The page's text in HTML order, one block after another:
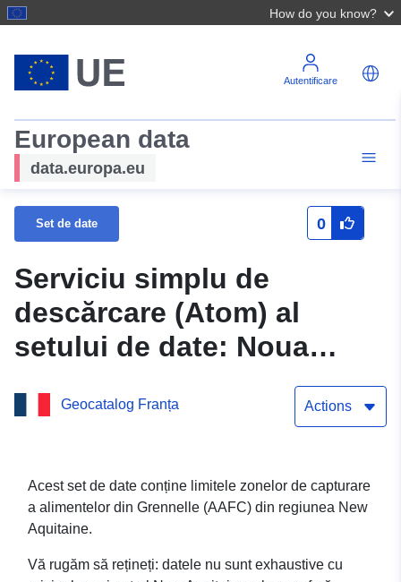
How do you know?
Autentificare
European data
data.europa.eu
Set de date 0
Serviciu simplu de
descărcare (Atom) al
setului de date: Noua
Aquitaină parțială: Zona
de captare a cerealelor
(suprafață) Serviciu simplu
de descărcare (Atom) al
setului de date: Noua
Geocatalog Franța Actions
Acest set de date conține limitele zonelor de capturare
a alimentelor din Grennelle (AAFC) din regiunea New
Aquitaine.
Vă rugăm să rețineți: datele nu sunt exhaustive cu